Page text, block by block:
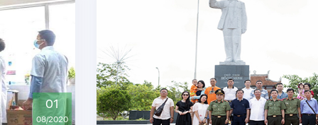
29
06/2020